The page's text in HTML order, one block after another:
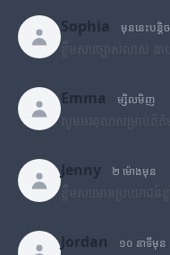
Sophia មុននេះបន្តិច
Emma ម្សិលមិញ
Jenny ២ ម៉ោងមុន
Jordan ១០ នាទីមុន